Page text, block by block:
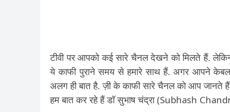
टीवी पर आपको कई सारे चैनल देखने को मिलते हैं.
ये काफी पुराने समय से हमारे साथ हैं. अगर आपने
अलग ही बात है. ज़ी के काफी सारे चैनल को आप जानते
हम बात कर रहे हैं डॉ सुभाष चंद्रा (Subhash